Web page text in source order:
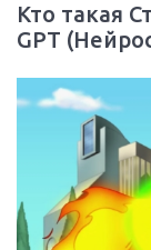
Кто такая
GPT